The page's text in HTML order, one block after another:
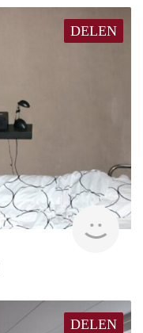
DELEN
DELEN